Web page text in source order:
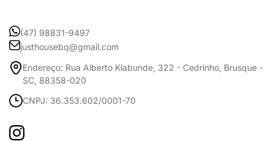
(47) 98831-9497
justhousebq@gmail.com
Endereço: Rua Alberto Klabunde, 322 - Cedrinho, Brusque -
SC, 88358-020
CNPJ: 36.353.602/0001-70